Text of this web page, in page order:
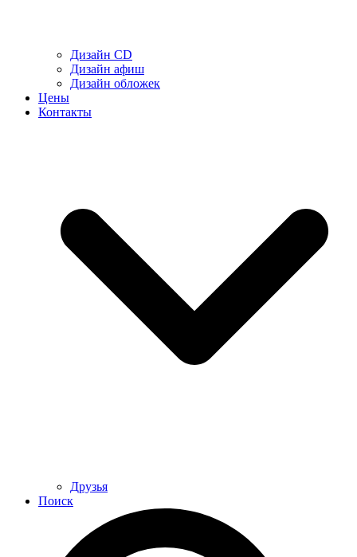
Дизайн CD
Дизайн афиш
Дизайн обложек
Цены
Контакты
Друзья
Поиск